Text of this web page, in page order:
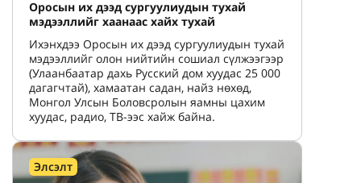
Оросын их дээд сургуулиудын тухай
мэдээллийг хаанаас хайх тухай
Ихэнхдээ Оросын их дээд сургуулиудын тухай
мэдээллийг олон нийтийн сошиал сүлжээгээр
(Улаанбаатар дахь Русский дом хуудас 25 000
дагагчтай), хамаатан садан, найз нөхөд,
Монгол Улсын Боловсролын яамны цахим
хуудас, радио, ТВ-ээс хайж байна.
Элсэлт